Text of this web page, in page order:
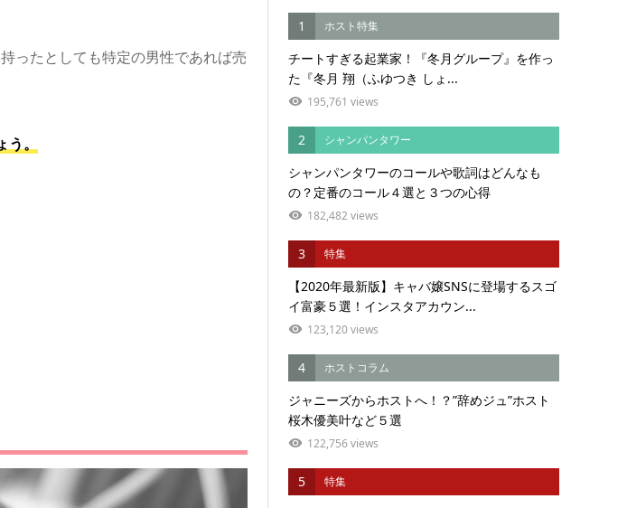
ったとしても特定の男性であれば売
う。
1 ホスト特集
チートすぎる起業家！『冬月グループ』を作っ
た『冬月 翔（ふゆつき しょ...
195,761 views
2 シャンパンタワー
シャンパンタワーのコールや歌詞はどんなも
の？定番のコール４選と３つの心得
182,482 views
3 特集
【2020年最新版】キャバ嬢SNSに登場するスゴ
イ富豪５選！インスタアカウン...
123,120 views
4 ホストコラム
ジャニーズからホストへ！？”辞めジュ”ホスト
桜木優美叶など５選
122,756 views
5 特集